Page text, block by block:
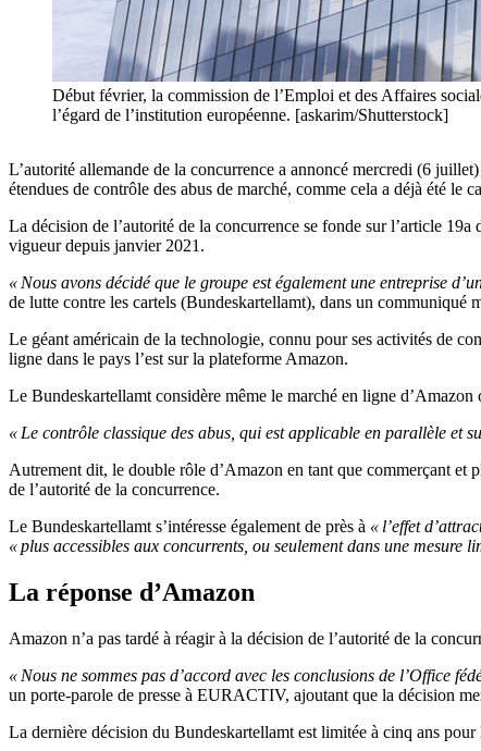
Début février, la commission de l’Emploi et des Affaires
l’égard de l’institution européenne. [askarim/Shutterstock]
L’autorité allemande de la concurrence a annoncé mercredi (6
étendues de contrôle des abus de marché, comme cela a déjà été le
La décision de l’autorité de la concurrence se fonde sur l’article
vigueur depuis janvier 2021.
« Nous avons décidé que le groupe est également une entreprise
de lutte contre les cartels (Bundeskartellamt), dans un communiqué
Le géant américain de la technologie, connu pour ses activités de
ligne dans le pays l’est sur la plateforme Amazon.
Le Bundeskartellamt considère même le marché en ligne d’Amazon
« Le contrôle classique des abus, qui est applicable en parallèle et
Autrement dit, le double rôle d’Amazon en tant que commerçant et
de l’autorité de la concurrence.
Le Bundeskartellamt s’intéresse également de près à « l’effet
« plus accessibles aux concurrents, ou seulement dans une mesure
La réponse d’Amazon
Amazon n’a pas tardé à réagir à la décision de l’autorité de la
« Nous ne sommes pas d’accord avec les conclusions de l’Office
un porte-parole de presse à EURACTIV, ajoutant que la décision
La dernière décision du Bundeskartellamt est limitée à cinq ans pour